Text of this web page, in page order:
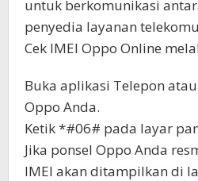
untuk berkomunikasi
penyedia layanan
Cek IMEI Oppo Online
Buka aplikasi Telepon
Oppo Anda.
Ketik *#06# pada layar
Jika ponsel Oppo Anda
IMEI akan ditampilkan di